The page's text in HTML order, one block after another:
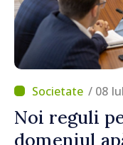
/ 08
Noi reguli
domeniul